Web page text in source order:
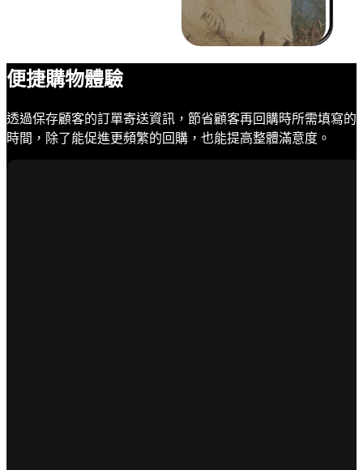
便捷購物體驗
透過保存顧客的訂單寄送資訊，節省顧客再回購時所需填寫的
時間，除了能促進更頻繁的回購，也能提高整體滿意度。